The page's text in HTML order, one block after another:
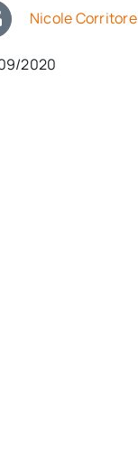
Nicole Corritore
2020